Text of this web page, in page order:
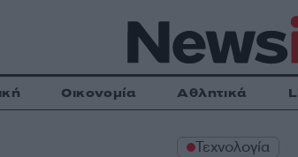
Οικονομία Αθλητικά
Τεχνολογία